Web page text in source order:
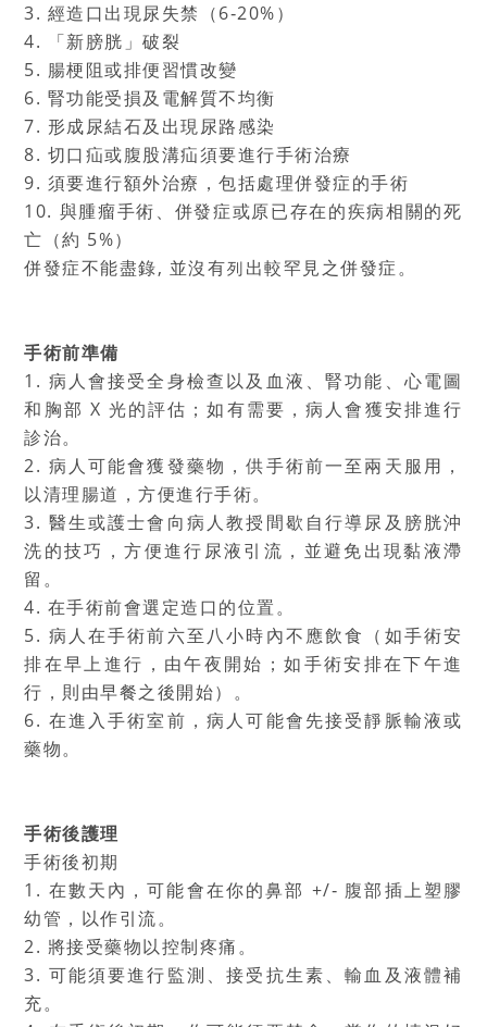
3. 經造口出現尿失禁（6‐20%）
4. 「新膀胱」破裂
5. 腸梗阻或排便習慣改變
6. 腎功能受損及電解質不均衡
7. 形成尿結石及出現尿路感染
8. 切口疝或腹股溝疝須要進行手術治療
9. 須要進行額外治療，包括處理併發症的手術
10. 與腫瘤手術、併發症或原已存在的疾病相關的死
亡（約 5%）
併發症不能盡錄, 並沒有列出較罕見之併發症。
手術前準備
1. 病人會接受全身檢查以及血液、腎功能、心電圖
和胸部 X 光的評估；如有需要，病人會獲安排進行
診治。
2. 病人可能會獲發藥物，供手術前一至兩天服用，
以清理腸道，方便進行手術。
3. 醫生或護士會向病人教授間歇自行導尿及膀胱沖
洗的技巧，方便進行尿液引流，並避免出現黏液滯
留。
4. 在手術前會選定造口的位置。
5. 病人在手術前六至八小時內不應飲食（如手術安
排在早上進行，由午夜開始；如手術安排在下午進
行，則由早餐之後開始）。
6. 在進入手術室前，病人可能會先接受靜脈輸液或
藥物。
手術後護理
手術後初期
1. 在數天內，可能會在你的鼻部 +/‐ 腹部插上塑膠
幼管，以作引流。
2. 將接受藥物以控制疼痛。
3. 可能須要進行監測、接受抗生素、輸血及液體補
充。